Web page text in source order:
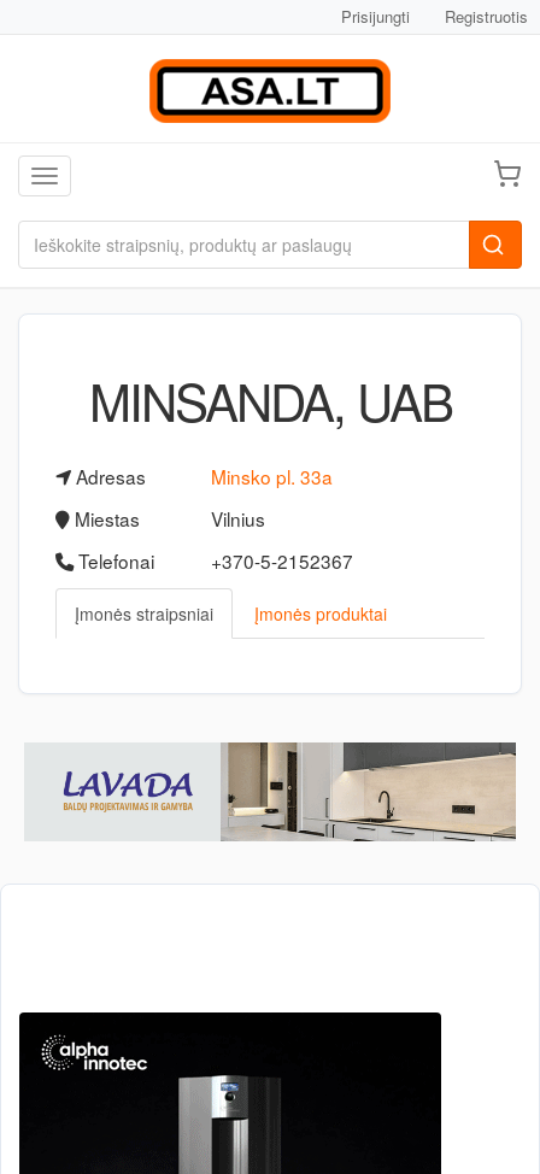
Prisijungti Registruotis
Toggle navigation
MINSANDA, UAB
Adresas
Minsko pl. 33a
Miestas
Vilnius
Telefonai
+370-5-2152367
Įmonės straipsniai Įmonės produktai